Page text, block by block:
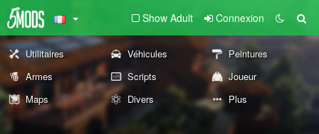
Show Adult Connexion
Utilitaires Véhicules
Peintures
Armes
Scripts
Joueur
Maps
Divers Plus